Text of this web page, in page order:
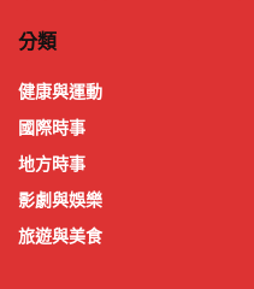
分類
健康與運動
國際時事
地方時事
影劇與娛樂
旅遊與美食